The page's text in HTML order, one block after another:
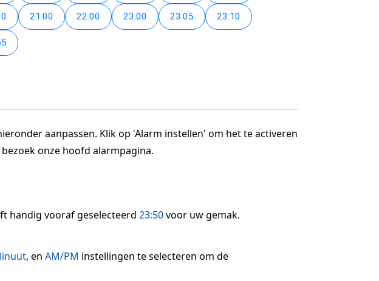
21:00 22:00 23:00 23:05 23:10
aanpassen. Klik op 'Alarm instellen' om het te activeren
onze hoofd alarmpagina.
handig vooraf geselecteerd 23:50voor uw gemak.
, en AM/PM instellingen te selecteren om de